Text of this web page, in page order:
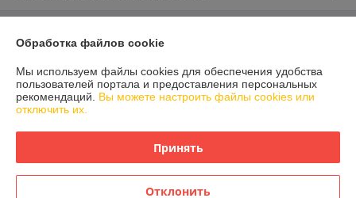
Информация для покупателя
Юридическое лицо:ООО "Айлер Трейд"
г. Минск, ул. Скрыганова 6/2-23, комн. 2120 1ый этаж
Регистрационный номер ЕГР: 192611529
УНП: 192611529
Регистрационный орган: Главное управление юстиции Горисполкома
Дата регистрации компании: 26.02.2016
Обработка файлов cookie
Мы используем файлы cookies для обеспечения удобства
пользователей портала и предоставления персональных
рекомендаций. Вы можете настроить файлы cookies или
отключить их.
Принять
Отклонить